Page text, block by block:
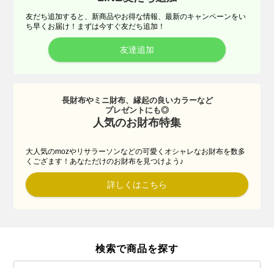
友だち追加すると、新商品やお得な情報、最新のキャンペーンをい
ち早くお届け！まずは今すぐ友だち追加！
友達追加
長財布やミニ財布、縁起の良いカラーなど
プレゼントにも◎
人気のお財布特集
大人気のmozやリサラーソンなどの可愛くオシャレなお財布を数多
くござます！あなただけのお財布を見つけよう♪
詳しくはこちら
検索で商品を探す